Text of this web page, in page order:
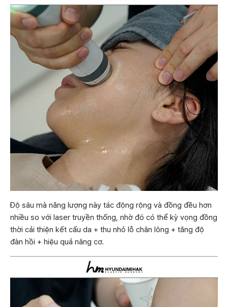
Độ sâu mà năng lượng này tác động rộng và đồng đều hơn
nhiều so với laser truyền thống, nhờ đó có thể kỳ vọng đồng
thời cải thiện kết cấu da + thu nhỏ lỗ chân lông + tăng độ
đàn hồi + hiệu quả nâng cơ.